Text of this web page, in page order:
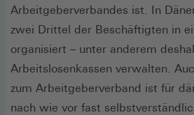
Arbeitgeberverbandes ist. In
zwei Drittel der Beschäftigten in
organisiert – unter anderem
Arbeitslosenkassen verwalten.
zum Arbeitgeberverband ist für
nach wie vor fast